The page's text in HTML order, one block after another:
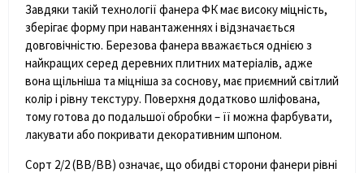
Завдяки такій технології фанера ФК має високу міцність,
зберігає форму при навантаженнях і відзначається
довговічністю. Березова фанера вважається однією з
найкращих серед деревних плитних матеріалів, адже
вона щільніша та міцніша за соснову, має приємний світлий
колір і рівну текстуру. Поверхня додатково шліфована,
тому готова до подальшої обробки – її можна фарбувати,
лакувати або покривати декоративним шпоном.
Сорт 2/2 (BB/BB) означає, що обидві сторони фанери рівні